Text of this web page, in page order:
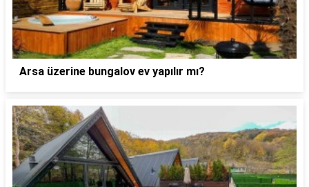
Arsa üzerine bungalov ev yapılır mı?